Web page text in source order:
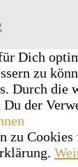
Dich
zu
Durch die
der
zu